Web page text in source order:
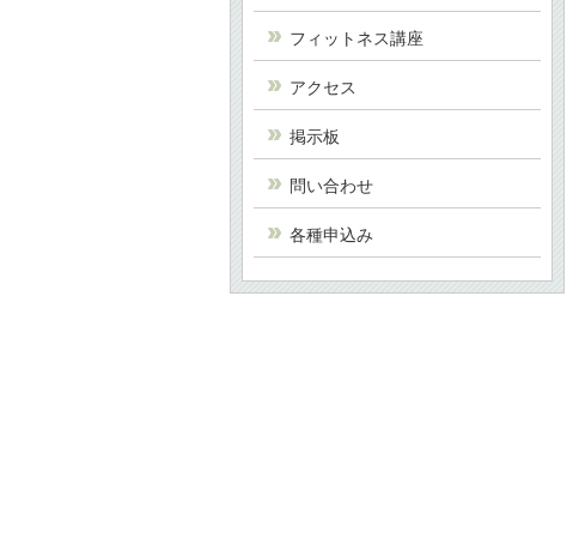
フィットネス講座
アクセス
掲示板
問い合わせ
各種申込み